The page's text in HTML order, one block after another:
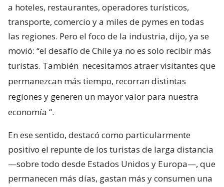
a hoteles, restaurantes, operadores turísticos,
transporte, comercio y a miles de pymes en todas
las regiones. Pero el foco de la industria, dijo, ya se
movió: “el desafío de Chile ya no es solo recibir más
turistas. También necesitamos atraer visitantes que
permanezcan más tiempo, recorran distintas
regiones y generen un mayor valor para nuestra
economía “.
En ese sentido, destacó como particularmente
positivo el repunte de los turistas de larga distancia
—sobre todo desde Estados Unidos y Europa—, que
permanecen más días, gastan más y consumen una